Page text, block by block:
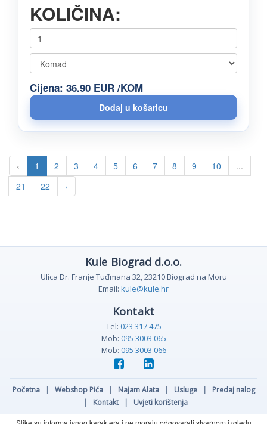
KOLIČINA:
Cijena: 36.90 EUR /KOM
‹ 1 2 3 4 5 6 7 8 9 10
...
21
22 ›
Kule Biograd d.o.o.
Ulica Dr. Franje Tuđmana 32, 23210 Biograd na Moru
Email: kule@kule.hr
Kontakt
Tel: 023 317 475
Mob: 095 3003 065
Mob: 095 3003 066
Početna | Webshop Pića | Najam Alata | Usluge |
Predaj nalog
|
Kontakt |
Uvjeti korištenja